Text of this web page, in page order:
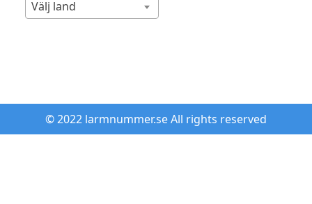
Välj land
© 2022 larmnummer.se All rights reserved